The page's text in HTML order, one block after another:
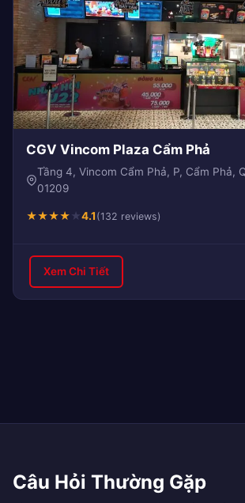
CGV Vincom Plaza Cẩm Phả
Tầng 4, Vincom Cẩm Phả, P, Cẩm Phả,
01209
★★★★★4.1 (132 reviews)
Xem Chi Tiết
Câu Hỏi Thường Gặp